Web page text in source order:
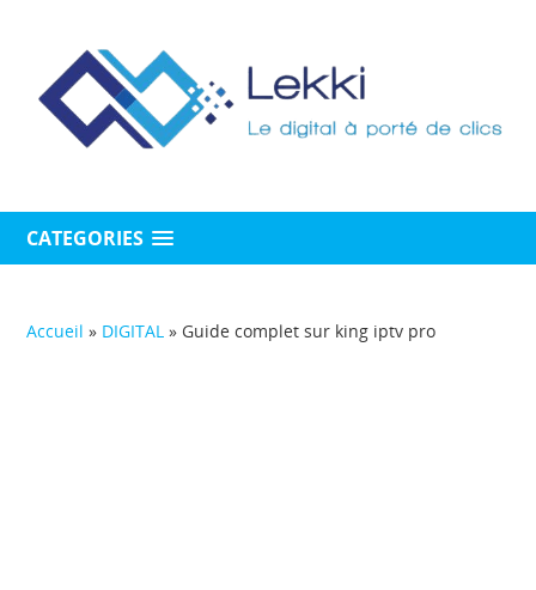
CATEGORIES
Accueil » DIGITAL »Guide complet sur king iptv pro